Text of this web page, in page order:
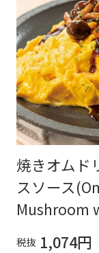
焼きオム
スソース
Mushroom
税抜 1,074円